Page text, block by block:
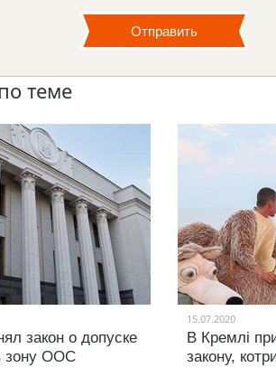
теме
закон о допуске
зону ООС
15.07.2020
В Кремлі
закону,